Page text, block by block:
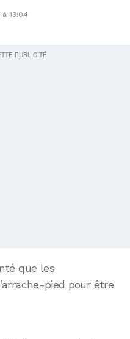
13:04
que les
pied pour être